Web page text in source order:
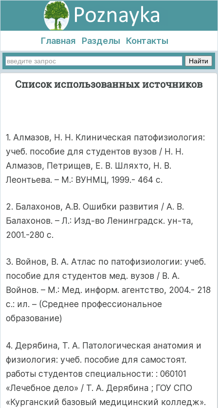
Главная Разделы Контакты
Список использованных источников
1. Алмазов, Н. Н. Клиническая патофизиология:
учеб. пособие для студентов вузов / Н. Н.
Алмазов, Петрищев, Е. В. Шляхто, Н. В.
Леонтьева. – М.: ВУНМЦ, 1999.- 464 с.
2. Балахонов, А.В. Ошибки развития / А. В.
Балахонов. – Л.: Изд-во Ленинградск. ун-та,
2001.-280 с.
3. Войнов, В. А. Атлас по патофизиологии: учеб.
пособие для студентов мед. вузов / В. А.
Войнов. – М.: Мед. информ. агентство, 2004.- 218
с.: ил. – (Среднее профессиональное
образование)
4. Дерябина, Т. А. Патологическая анатомия и
физиология: учеб. пособие для самостоят.
работы студентов специальности: : 060101
«Лечебное дело» / Т. А. Дерябина ; ГОУ СПО
«Курганский базовый медицинский колледж».